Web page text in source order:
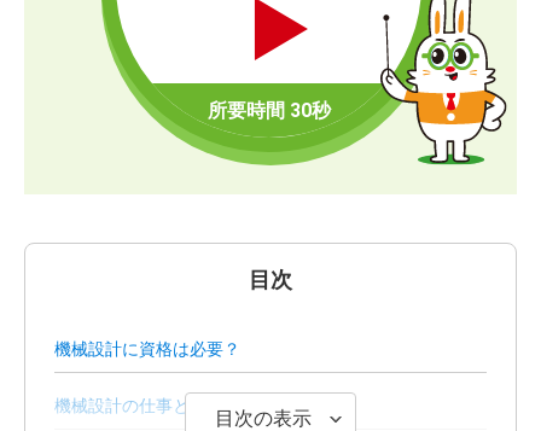
目次
機械設計に資格は必要？
機械設計の仕事とは？
目次の表示